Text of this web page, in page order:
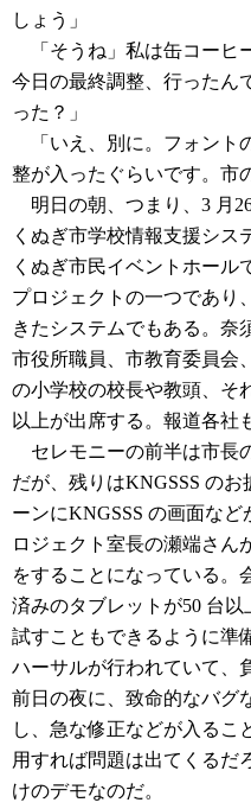
しょう」
「そうね」私は缶コーヒ
今日の最終調整、行った
った？」
「いえ、別に。フォント
整が入ったぐらいです。市
明日の朝、つまり、3 月
くぬぎ市学校情報支援シス
くぬぎ市民イベントホール
プロジェクトの一つであり
きたシステムでもある。奈
市役所職員、市教育委員会
の小学校の校長や教頭、そ
以上が出席する。報道各社
セレモニーの前半は市長
だが、残りはKNGSSS の
ーンにKNGSSS の画面な
ロジェクト室長の瀬端さん
をすることになっている。
済みのタブレットが50 台
試すこともできるように準
ハーサルが行われていて、
前日の夜に、致命的なバグ
し、急な修正などが入るこ
用すれば問題は出てくるだ
けのデモなのだ。